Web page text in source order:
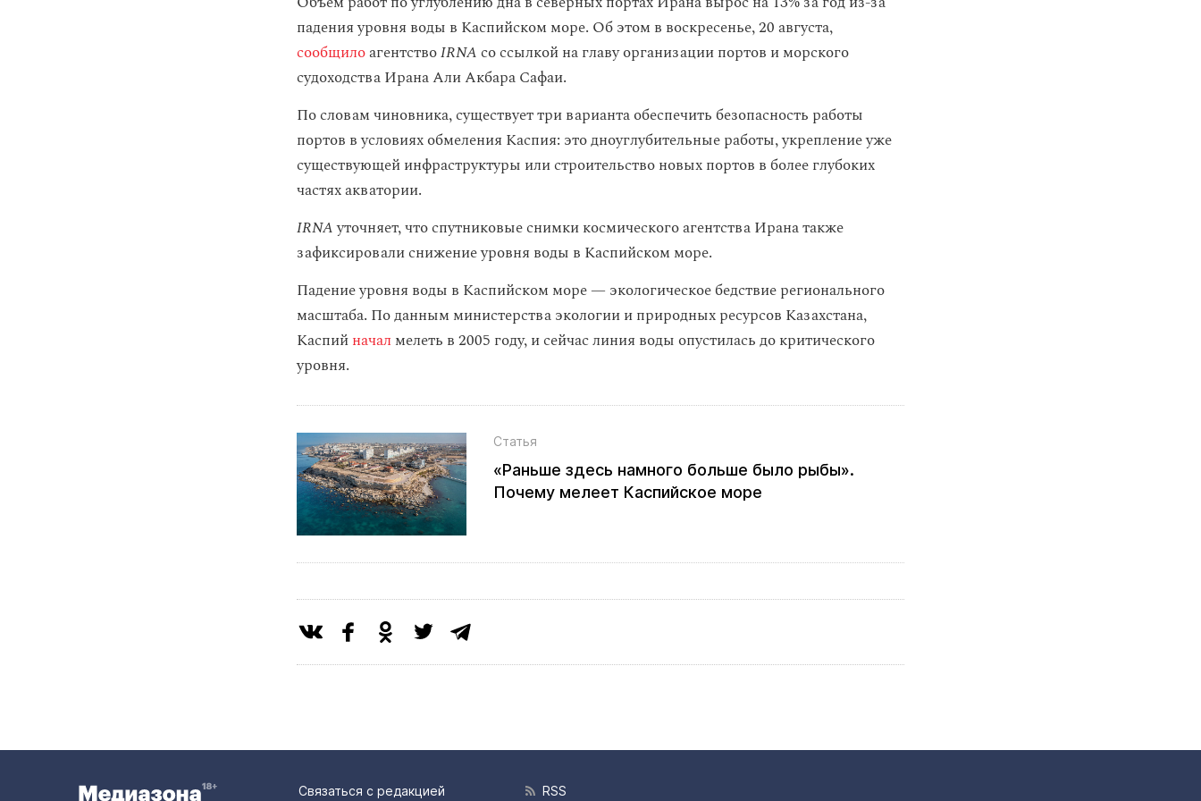
падения уровня воды в Каспийском море. Об этом в воскресенье, 20 августа,
сообщилоагентствоIRNAсо ссылкой на главу организации портов и морского
судоходства Ирана Али Акбара Сафаи.
По словам чиновника, существует три варианта обеспечить безопасность работы
портов в условиях обмеления Каспия: это дноуглубительные работы, укрепление уже
существующей инфраструктуры или строительство новых портов в более глубоких
частях акватории.
IRNAуточняет, что спутниковые снимки космического агентства Ирана также
зафиксировали снижение уровня воды в Каспийском море.
Падение уровня воды в Каспийском море — экологическое бедствие регионального
масштаба. По данным министерства экологии и природных ресурсов Казахстана,
Каспийначал мелеть в 2005 году, и сейчас линия воды опустилась до критического
уровня.
Статья
«Раньше здесь намного больше было рыбы».
Почему мелеет Каспийское море
Связаться с редакцией RSS